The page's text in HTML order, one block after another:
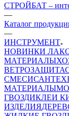
СТРОЙБАТ –
—
Каталог
—
ИНСТРУМЕНТ
НОВИНКИ
МАТЕРИАЛЫ
ВЕТРОЗАЩИТА
СМЕСИ
МАТЕРИАЛЫ
ГВОЗДИКЛЕИ
ИЗДЕЛИЯ